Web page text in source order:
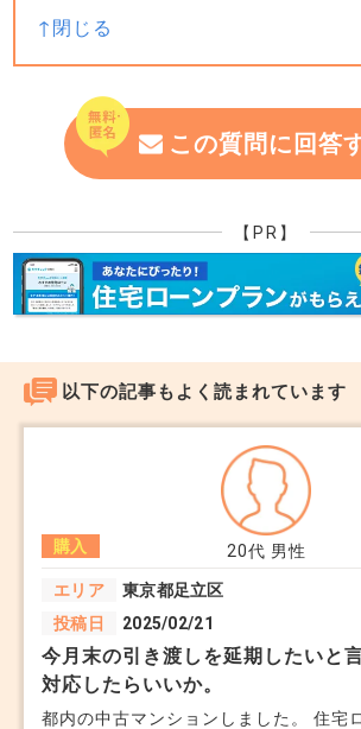
この質問に回答
【PR】
以下の記事もよく読まれています
20代 男性
購入
エリア
東京都足立区
投稿日
2025/02/21
今月末の引き渡しを延期したいと
対応したらいいか。
都内の中古マンションしました。 住宅